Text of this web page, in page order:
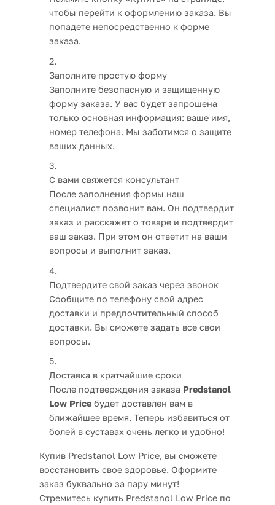
чтобы перейти к оформлению заказа. Вы
попадете непосредственно к форме
заказа.
Заполните простую форму
Заполните безопасную и защищенную
форму заказа. У вас будет запрошена
только основная информация: ваше имя,
номер телефона. Мы заботимся о защите
ваших данных.
С вами свяжется консультант
После заполнения формы наш
специалист позвонит вам. Он подтвердит
заказ и расскажет о товаре и подтвердит
ваш заказ. При этом он ответит на ваши
вопросы и выполнит заказ.
Подтвердите свой заказ через звонок
Сообщите по телефону свой адрес
доставки и предпочтительный способ
доставки. Вы сможете задать все свои
вопросы.
Доставка в кратчайшие сроки
После подтверждения заказа Predstanol
Low Price будет доставлен вам в
ближайшее время. Теперь избавиться от
болей в суставах очень легко и удобно!
Купив Predstanol Low Price, вы сможете
восстановить свое здоровье. Оформите
заказ буквально за пару минут!
Стремитесь купить Predstanol Low Price по